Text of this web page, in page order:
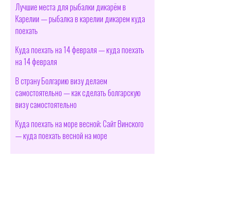
Лучшие места для рыбалки дикарём в
Карелии — рыбалка в карелии дикарем куда
поехать
Куда поехать на 14 февраля — куда поехать
на 14 февраля
В страну Болгарию визу делаем
самостоятельно — как сделать болгарскую
визу самостоятельно
Куда поехать на море весной; Сайт Винского
— куда поехать весной на море